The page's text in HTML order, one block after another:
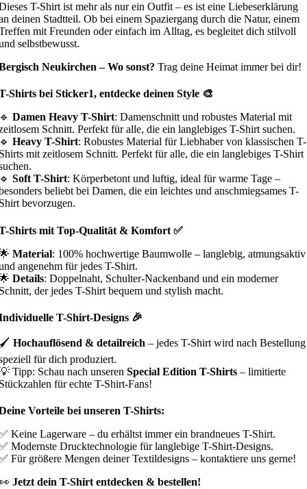
T-Shirt ist mehr als nur ein Outfit – es ist eine Liebeserklärung
deinen Stadtteil. Ob bei einem Spaziergang durch die Natur, einem
mit Freunden oder einfach im Alltag, es begleitet dich stilvoll
selbstbewusst.
Neukirchen – Wo sonst? Trag deine Heimat immer bei dir!
Shirts bei Sticker1, entdecke deinen Style 🎨
Damen Heavy T-Shirt: Damenschnitt und robustes Material mit
Schnitt. Perfekt für alle, die ein langlebiges T-Shirt suchen.
Heavy T-Shirt: Robustes Material für Liebhaber von klassischen T-
mit zeitlosem Schnitt. Perfekt für alle, die ein langlebiges T-Shirt
Soft T-Shirt: Körperbetont und luftig, ideal für warme Tage –
beliebt bei Damen, die ein leichtes und anschmiegsames T-
bevorzugen.
Shirts mit Top-Qualität & Komfort ✅
Material: 100% hochwertige Baumwolle – langlebig, atmungsaktiv
angenehm für jedes T-Shirt.
Details: Doppelnaht, Schulter-Nackenband und ein moderner
der jedes T-Shirt bequem und stylish macht.
T-Shirt-Designs 🎉
Hochauflösend & detailreich – jedes T-Shirt wird nach Bestellung
für dich produziert.
Tipp: Schau nach unseren Special Edition T-Shirts – limitierte
für echte T-Shirt-Fans!
Vorteile bei unseren T-Shirts:
Keine Lagerware – du erhältst immer ein brandneues T-Shirt.
Modernste Drucktechnologie für langlebige T-Shirt-Designs.
Für größere Mengen deiner Textildesigns – kontaktiere uns gerne!
Jetzt dein T-Shirt entdecken & bestellen!